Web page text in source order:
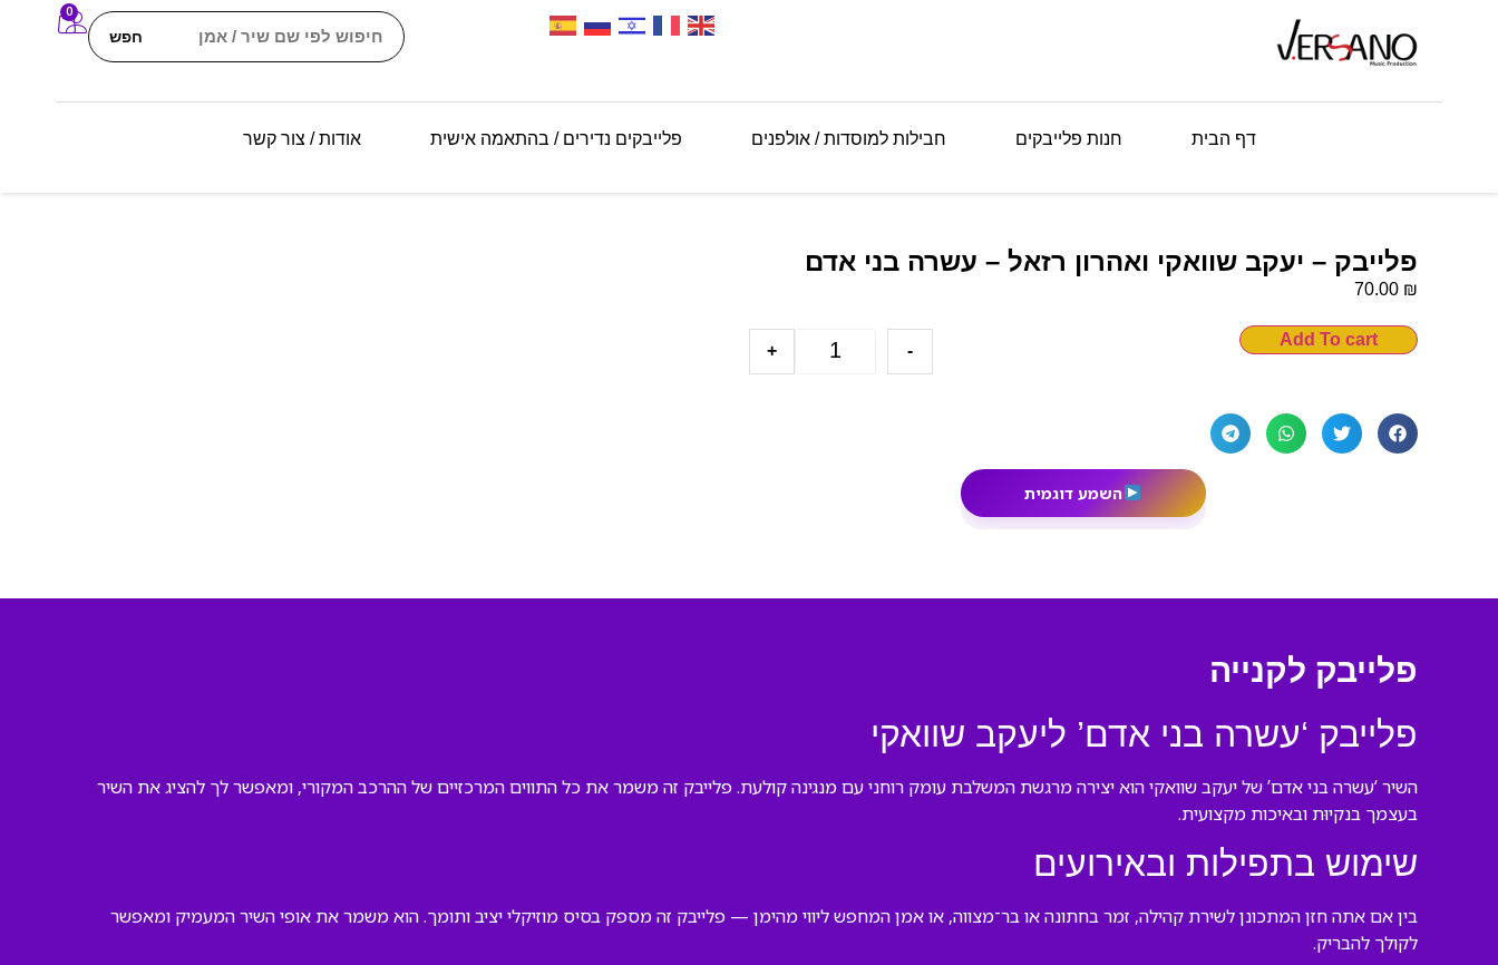
חפש
0
דף הבית חנות פלייבקים חבילות למוסדות / אולפנים פלייבקים נדירים / בהתאמה אישית אודות / צור קשר
פלייבק – יעקב שוואקי ואהרון רזאל – עשרה בני אדם
70.00 ₪
-
+
Add To cart
השמע דוגמית
פלייבק לקנייה
פלייבק ‘עשרה בני אדם’ ליעקב שוואקי
השיר ‘עשרה בני אדם’ של יעקב שוואקי הוא יצירה מרגשת המשלבת עומק רוחני עם מנגינה קולעת. פלייבק זה משמר את כל התווים המרכזיים של ההרכב המקורי, ומאפשר לך להציג את השיר
בעצמך בנקיוּת ובאיכות מקצועית.
שימוש בתפילות ובאירועים
בין אם אתה חזן המתכונן לשירת קהילה, זמר בחתונה או בר־מצווה, או אמן המחפש ליווי מהימן — פלייבק זה מספק בסיס מוזיקלי יציב ותומך. הוא משמר את אופי השיר המעמיק ומאפשר
לקולך להבריק.